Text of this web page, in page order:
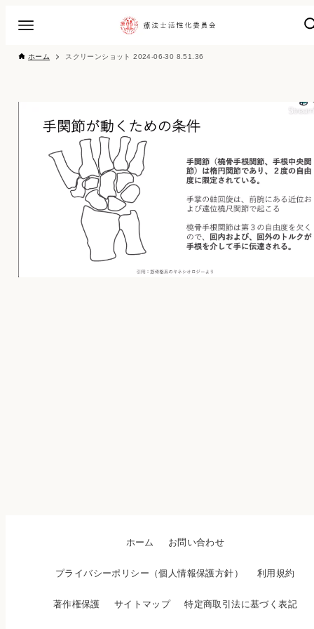
ホーム スクリーンショット 2024-06-30 8.51.36
ホーム お問い合わせ
プライバシーポリシー（個人情報保護方針） 利用規約
著作権保護 サイトマップ 特定商取引法に基づく表記